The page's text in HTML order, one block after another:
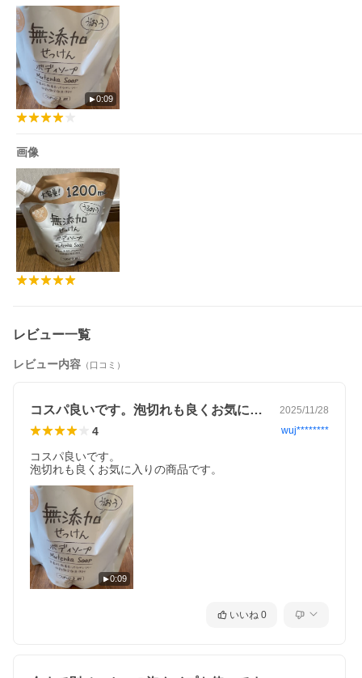
0:09
画像
レビュー一覧
レビュー内容 （口コミ）
コスパ良いです。泡切れも良くお気に入り… 2025/11/28
4 wuj********
コスパ良いです。
泡切れも良くお気に入りの商品です。
0:09
いいね 0